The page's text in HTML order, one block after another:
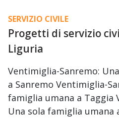
SERVIZIO CIVILE
Progetti di servizio
Liguria
Ventimiglia-Sanremo:
a Sanremo Ventimiglia-
famiglia umana a Taggia
Una sola famiglia umana